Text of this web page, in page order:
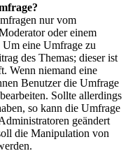
nur vom
oder einem
eine Umfrage zu
des Themas; dieser ist
Wenn niemand eine
Benutzer die Umfrage
Sollte allerdings
so kann die Umfrage
geändert
die Manipulation von